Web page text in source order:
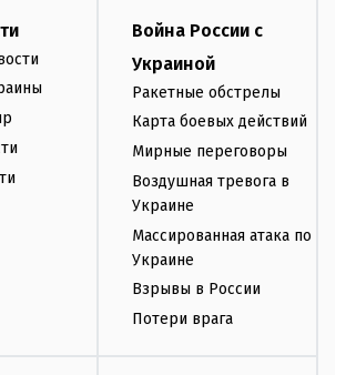
Война России с
Украиной
Ракетные обстрелы
Карта боевых действий
Мирные переговоры
Воздушная тревога в
Украине
Массированная атака по
Украине
Взрывы в России
Потери врага